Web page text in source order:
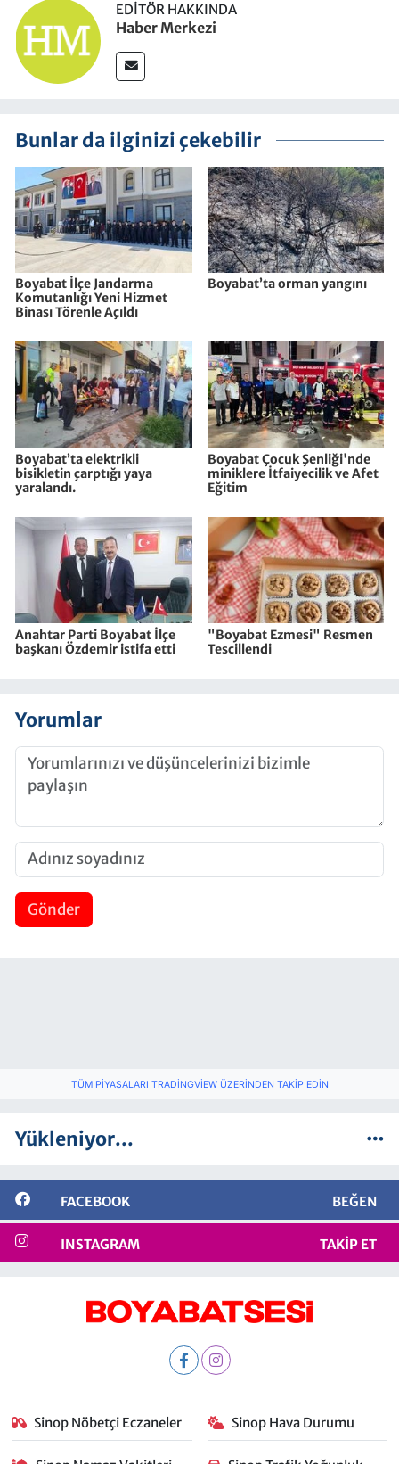
EDITÖR HAKKINDA
Haber Merkezi
Bunlar da ilginizi çekebilir
Boyabat İlçe Jandarma
Komutanlığı Yeni Hizmet
Binası Törenle Açıldı
Boyabat’ta orman yangını
Boyabat’ta elektrikli
bisikletin çarptığı yaya
yaralandı.
Boyabat Çocuk Şenliği'nde
miniklere İtfaiyecilik ve Afet
Eğitim
Anahtar Parti Boyabat İlçe
başkanı Özdemir istifa etti
"Boyabat Ezmesi" Resmen
Tescillendi
Yorumlar
Gönder
TÜM PIYASALARI TRADINGVIEW ÜZERINDEN TAKIP EDIN
Yükleniyor...
FACEBOOK BEĞEN
INSTAGRAM TAKIP ET
Sinop Nöbetçi Eczaneler Sinop Hava Durumu